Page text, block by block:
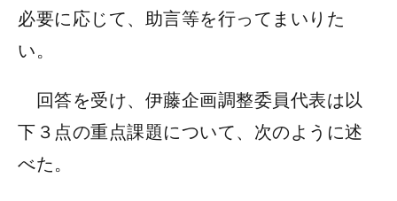
必要に応じて、助言等を行ってまいりた
い。
回答を受け、伊藤企画調整委員代表は以
下３点の重点課題について、次のように述
べた。